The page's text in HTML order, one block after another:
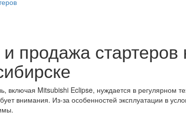
продажа
включая Mitsubishi Eclipse, нуждается в регулярном
внимания. Из-за особенностей эксплуатации в